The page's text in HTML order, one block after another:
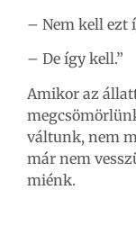
– Nem kell ezt
– De így kell.”
Amikor az
váltunk, nem
már nem
miénk.